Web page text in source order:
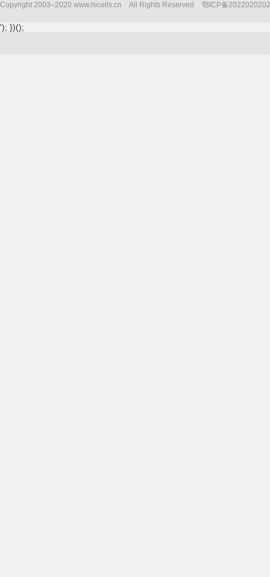
Copyright 2003–2020 www.hicells.cn All Rights Reserved 鄂ICP备
'); })();